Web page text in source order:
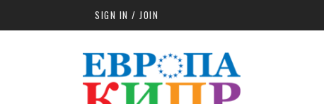
Skip to main contentSIGN IN / JOIN